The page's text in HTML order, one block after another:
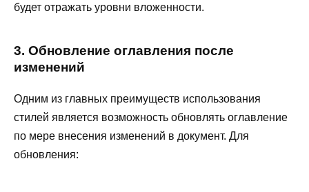
будет отражать уровни вложенности.
3. Обновление оглавления после
изменений
Одним из главных преимуществ использования
стилей является возможность обновлять оглавление
по мере внесения изменений в документ. Для
обновления: